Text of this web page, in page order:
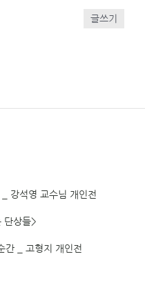
글쓰기
강석영 교수님 개인전
단상들>
간 _ 고형지 개인전